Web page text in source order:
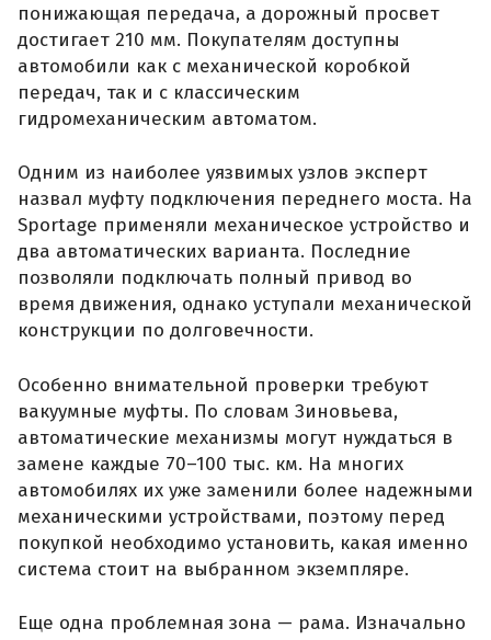
понижающая передача, а дорожный просвет
достигает 210 мм. Покупателям доступны
автомобили как с механической коробкой
передач, так и с классическим
гидромеханическим автоматом.
Одним из наиболее уязвимых узлов эксперт
назвал муфту подключения переднего моста. На
Sportage применяли механическое устройство и
два автоматических варианта. Последние
позволяли подключать полный привод во
время движения, однако уступали механической
конструкции по долговечности.
Особенно внимательной проверки требуют
вакуумные муфты. По словам Зиновьева,
автоматические механизмы могут нуждаться в
замене каждые 70–100 тыс. км. На многих
автомобилях их уже заменили более надежными
механическими устройствами, поэтому перед
покупкой необходимо установить, какая именно
система стоит на выбранном экземпляре.
Еще одна проблемная зона — рама. Изначально